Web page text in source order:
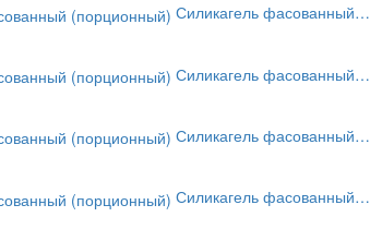
Силикагель фасованный…
Силикагель фасованный…
Силикагель фасованный…
Силикагель фасованный…